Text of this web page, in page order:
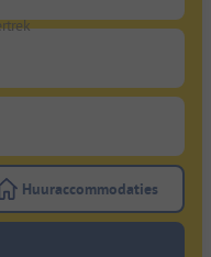
om te zoeken
Gebruik de
Huuraccommodaties